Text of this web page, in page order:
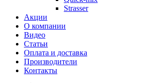
Strasser
Акции
О компании
Видео
Статьи
Оплата и доставка
Производители
Контакты